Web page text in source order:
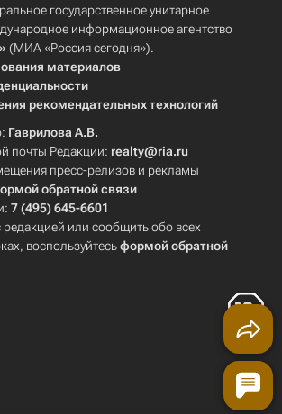
государственное унитарное
информационное агентство
(МИА «Россия сегодня»).
материалов
рекомендательных технологий
Гаврилова А.В.
почты Редакции: realty@ria.ru
пресс-релизов и рекламы
обратной связи
7 (495) 645-6601
редакцией или сообщить обо всех
воспользуйтесьформой обратной